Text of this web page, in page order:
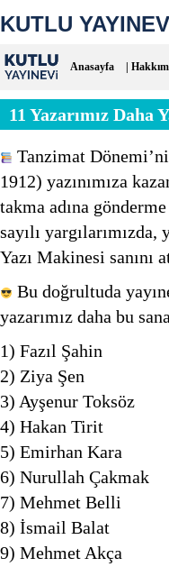
KUTLU
Anasayfa |
11 Yazarımız Daha
Tanzimat
1912) yazınımıza
takma adına
sayılı
Yazı Makinesi sanını
Bu doğrultuda
yazarımız daha bu
1) Fazıl Şahin
2) Ziya Şen
3) Ayşenur Toksöz
4) Hakan Tirit
5) Emirhan Kara
6) Nurullah Çakmak
7) Mehmet Belli
8) İsmail Balat
9) Mehmet Akça